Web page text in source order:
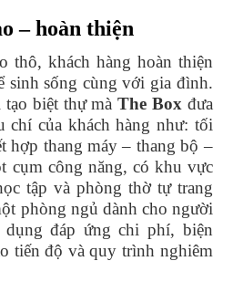
– hoàn thiện
thô, khách hàng hoàn thiện
sinh sống cùng với gia đình.
tạo biệt thự màThe Box đưa
chí của khách hàng như: tối
hợp thang máy – thang bộ –
cụm công năng, có khu vực
tập và phòng thờ tự trang
phòng ngủ dành cho người
đáp ứng chi phí, biện
tiến độ và quy trình nghiêm